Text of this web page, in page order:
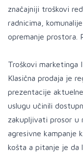
značajniji troškovi
radnicima,
opremanje prostora.
Troškovi marketinga
Klasična prodaja je
prezentacije
uslugu učinili
zakupljivati prosor u
agresivne kampanje
košta a pitanje je da